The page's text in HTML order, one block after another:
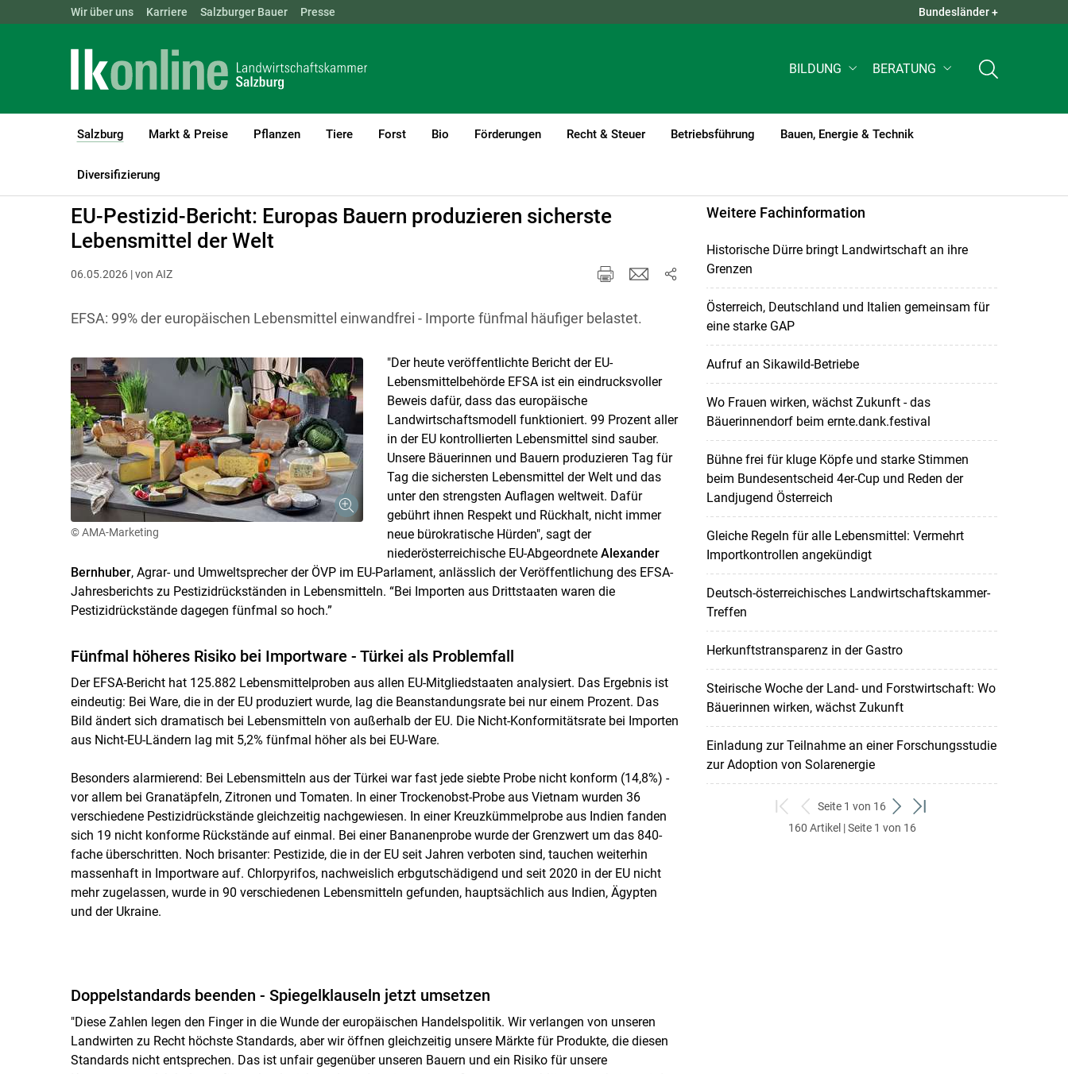
Landwirtschaftskammern: ÖSTERREICH BGLD KTN QUICK LINKS +
Wir über uns Karriere Salzburger Bauer Presse Bundesländer +
BILDUNG BERATUNG
Salzburg
(current)1
Markt & Preise Pflanzen Tiere Forst Bio Förderungen Recht & Steuer Betriebsführung Bauen, Energie & Technik
Diversifizierung
LK Salzburg Salzburg
EU-Pestizid-Bericht: Europas Bauern produzieren sicherste
Lebensmittel der Welt
06.05.2026 | von AIZ
EFSA: 99% der europäischen Lebensmittel einwandfrei - Importe fünfmal häufiger belastet.
© AMA-Marketing
"Der heute veröffentlichte Bericht der EU-
Lebensmittelbehörde EFSA ist ein eindrucksvoller
Beweis dafür, dass das europäische
Landwirtschaftsmodell funktioniert. 99 Prozent aller
in der EU kontrollierten Lebensmittel sind sauber.
Unsere Bäuerinnen und Bauern produzieren Tag für
Tag die sichersten Lebensmittel der Welt und das
unter den strengsten Auflagen weltweit. Dafür
gebührt ihnen Respekt und Rückhalt, nicht immer
neue bürokratische Hürden", sagt der
niederösterreichische EU-Abgeordnete Alexander
Bernhuber, Agrar- und Umweltsprecher der ÖVP im EU-Parlament, anlässlich der Veröffentlichung des EFSA-
Jahresberichts zu Pestizidrückständen in Lebensmitteln. “Bei Importen aus Drittstaaten waren die
Pestizidrückstände dagegen fünfmal so hoch.”
Fünfmal höheres Risiko bei Importware - Türkei als Problemfall
Der EFSA-Bericht hat 125.882 Lebensmittelproben aus allen EU-Mitgliedstaaten analysiert. Das Ergebnis ist
eindeutig: Bei Ware, die in der EU produziert wurde, lag die Beanstandungsrate bei nur einem Prozent. Das
Bild ändert sich dramatisch bei Lebensmitteln von außerhalb der EU. Die Nicht-Konformitätsrate bei Importen
aus Nicht-EU-Ländern lag mit 5,2% fünfmal höher als bei EU-Ware.
Besonders alarmierend: Bei Lebensmitteln aus der Türkei war fast jede siebte Probe nicht konform (14,8%) -
vor allem bei Granatäpfeln, Zitronen und Tomaten. In einer Trockenobst-Probe aus Vietnam wurden 36
verschiedene Pestizidrückstände gleichzeitig nachgewiesen. In einer Kreuzkümmelprobe aus Indien fanden
sich 19 nicht konforme Rückstände auf einmal. Bei einer Bananenprobe wurde der Grenzwert um das 840-
fache überschritten. Noch brisanter: Pestizide, die in der EU seit Jahren verboten sind, tauchen weiterhin
massenhaft in Importware auf. Chlorpyrifos, nachweislich erbgutschädigend und seit 2020 in der EU nicht
mehr zugelassen, wurde in 90 verschiedenen Lebensmitteln gefunden, hauptsächlich aus Indien, Ägypten
und der Ukraine.
Doppelstandards beenden - Spiegelklauseln jetzt umsetzen
"Diese Zahlen legen den Finger in die Wunde der europäischen Handelspolitik. Wir verlangen von unseren
Landwirten zu Recht höchste Standards, aber wir öffnen gleichzeitig unsere Märkte für Produkte, die diesen
Standards nicht entsprechen. Das ist unfair gegenüber unseren Bauern und ein Risiko für unsere
Weitere Fachinformation
Historische Dürre bringt Landwirtschaft an ihre
Grenzen
Österreich, Deutschland und Italien gemeinsam für
eine starke GAP
Aufruf an Sikawild-Betriebe
Wo Frauen wirken, wächst Zukunft - das
Bäuerinnendorf beim ernte.dank.festival
Bühne frei für kluge Köpfe und starke Stimmen
beim Bundesentscheid 4er-Cup und Reden der
Landjugend Österreich
Gleiche Regeln für alle Lebensmittel: Vermehrt
Importkontrollen angekündigt
Deutsch-österreichisches Landwirtschaftskammer-
Treffen
Herkunftstransparenz in der Gastro
Steirische Woche der Land- und Forstwirtschaft: Wo
Bäuerinnen wirken, wächst Zukunft
Einladung zur Teilnahme an einer Forschungsstudie
zur Adoption von Solarenergie
zum
ersten
zurück
zum
Seite 1 von 16
weiter
zum
zum
160 Artikel | Seite 1 von 16